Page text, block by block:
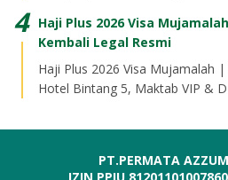
Haji Plus 2026 Visa
Kembali Legal Resmi
Haji Plus 2026 Visa Mujamalah
Hotel Bintang 5, Maktab VIP &
PT.PERMATA
IZIN PPIU